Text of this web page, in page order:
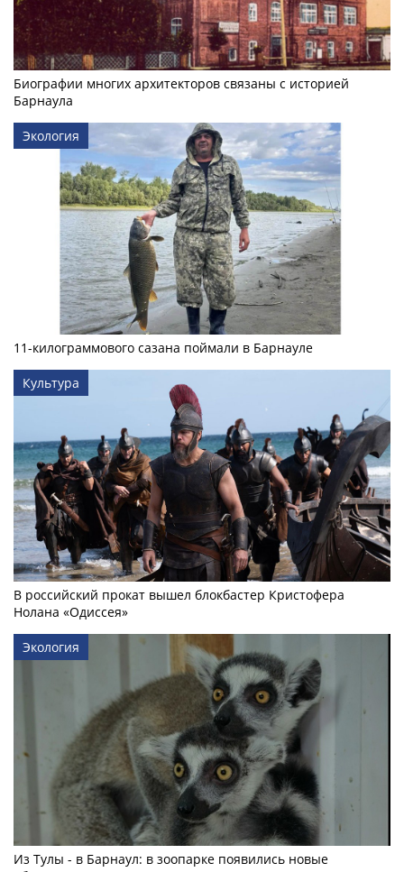
Биографии многих архитекторов связаны с историей
Барнаула
Экология
11-килограммового сазана поймали в Барнауле
Культура
В российский прокат вышел блокбастер Кристофера
Нолана «Одиссея»
Экология
Из Тулы - в Барнаул: в зоопарке появились новые